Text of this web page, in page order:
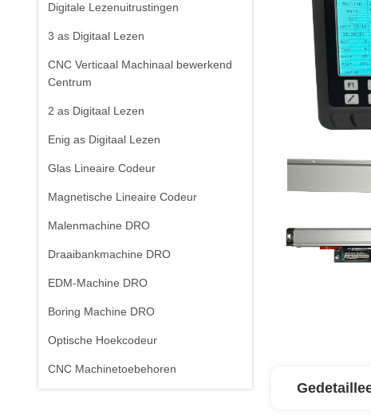
Digitale Lezenuitrustingen
3 as Digitaal Lezen
CNC Verticaal Machinaal bewerkend
Centrum
2 as Digitaal Lezen
Enig as Digitaal Lezen
Glas Lineaire Codeur
Magnetische Lineaire Codeur
Malenmachine DRO
Draaibankmachine DRO
EDM-Machine DRO
Boring Machine DRO
Optische Hoekcodeur
CNC Machinetoebehoren